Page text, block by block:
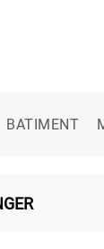
BATIMENT